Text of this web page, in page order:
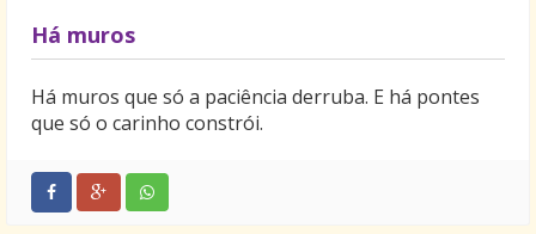
Há muros
Há muros que só a paciência derruba. E há pontes
que só o carinho constrói.